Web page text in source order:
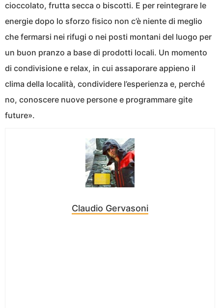
cioccolato, frutta secca o biscotti. E per reintegrare le
energie dopo lo sforzo fisico non c’è niente di meglio
che fermarsi nei rifugi o nei posti montani del luogo per
un buon pranzo a base di prodotti locali. Un momento
di condivisione e relax, in cui assaporare appieno il
clima della località, condividere l’esperienza e, perché
no, conoscere nuove persone e programmare gite
future».
Claudio Gervasoni